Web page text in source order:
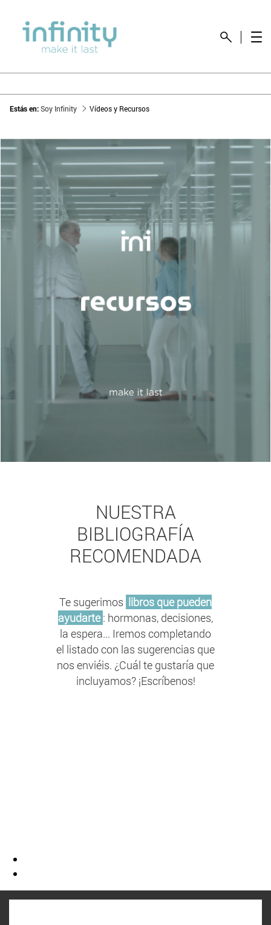
Estás en:Soy Infinity Vídeos y Recursos
NUESTRA
BIBLIOGRAFÍA
RECOMENDADA
Te sugerimos libros que pueden
ayudarte: hormonas, decisiones,
la espera... Iremos completando
el listado con las sugerencias que
nos enviéis. ¿Cuál te gustaría que
incluyamos? ¡Escríbenos!